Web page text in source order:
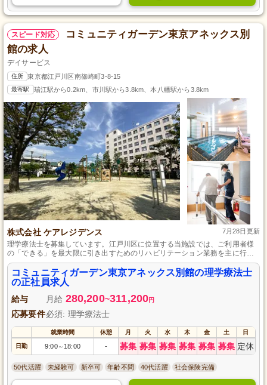
スピード対応
コミュニティガーデン東京アネックス別
館の求人
デイサービス
住所 東京都江戸川区南篠崎町3-8-15
最寄駅 瑞江駅から0.2km、市川駅から3.8km、本八幡駅から3.8km
株式会社 ケアレジデンス 7月28日更新
理学療法士を募集しています。江戸川区に位置する当施設では、ご利用者様
の「できる」を最大限に引き出すためのリハビリテーション業務を主に行い
ます。機能訓練計画書の作成から実施、職員への技術指導まで幅広く活躍い
ただける環境を提供し、資格取得支援制度や手当でスキルアップを全力でサ
ポートします。残業なしでメリハリのある働き方が叶います。
コミュニティガーデン東京アネックス別館の理学療法士
の正社員求人
給与 月給 280,200~311,200円
応募要件必須: 理学療法士
就業時間 休憩 月 火 水 木 金 土 日
日勤 9:00～ 18:00 - 募集 募集 募集 募集 募集 募集 定休
50代活躍 未経験可 新卒可 年齢不問 40代活躍 社会保険完備